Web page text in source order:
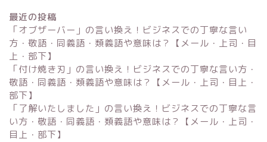
最近の投稿
「オブザーバー」の言い換え！ビジネスでの丁寧な言い
方・敬語・同義語・類義語や意味は？【メール・上司・目
上・部下】
「付け焼き刃」の言い換え！ビジネスでの丁寧な言い方・
敬語・同義語・類義語や意味は？【メール・上司・目上・
部下】
「了解いたしました」の言い換え！ビジネスでの丁寧な言
い方・敬語・同義語・類義語や意味は？【メール・上司・
目上・部下】
Excel
単位変換・換算